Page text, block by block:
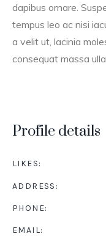
Profile details
LIKES:
ADDRESS:
PHONE:
EMAIL:
dapibus ornare.
tempus leo ac nisi
a velit ut, lacinia
consequat massa